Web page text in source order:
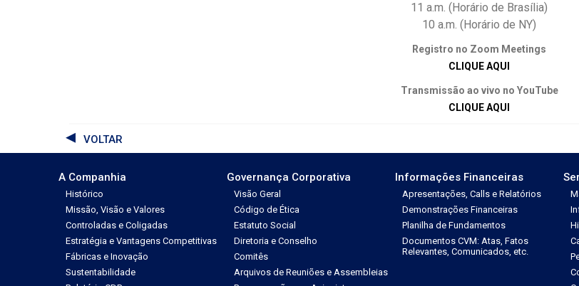
11 a.m. (Horário de Brasília)
10 a.m. (Horário de NY)
Registro no Zoom Meetings
CLIQUE AQUI
Transmissão ao vivo no YouTube
CLIQUE AQUI
VOLTAR
A Companhia
Histórico
Missão, Visão e Valores
Controladas e Coligadas
Estratégia e Vantagens Competitivas
Fábricas e Inovação
Sustentabilidade
Governança Corporativa
Visão Geral
Código de Ética
Estatuto Social
Diretoria e Conselho
Comitês
Arquivos de Reuniões e Assembleias
Informações Financeiras
Apresentações, Calls e Relatórios
Demonstrações Financeiras
Planilha de Fundamentos
Documentos CVM: Atas, Fatos
Relevantes, Comunicados, etc.